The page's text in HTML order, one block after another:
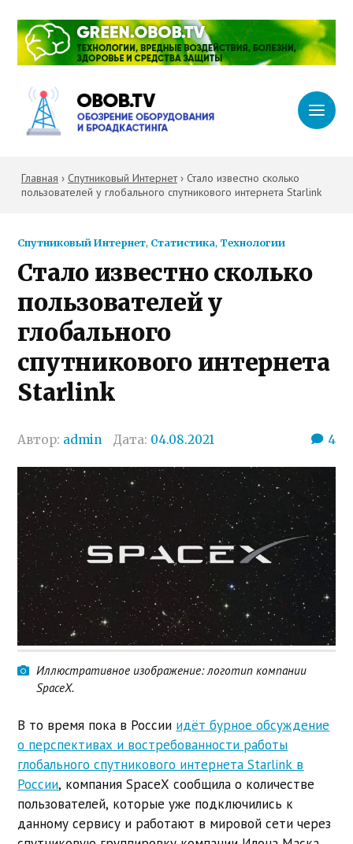
Главная › Спутниковый Интернет› Стало известно сколько
пользователей у глобального спутникового интернета Starlink
Спутниковый Интернет, Статистика, Технологии
Стало известно сколько
пользователей у
глобального
спутникового интернета
Starlink
Автор: admin Дата: 04.08.2021 4
Иллюстративное изображение: логотип компании
SpaceX.
В то время пока в России идёт бурное обсуждение
о перспективах и востребованности работы
глобального спутникового интернета Starlink в
России, компания SpaceX сообщила о количестве
пользователей, которые уже подключились к
данному сервису и работают в мировой сети через